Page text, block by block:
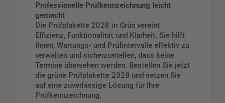
Professionelle Prüfkennzeichnung leicht
gemacht
Die Prüfplakette 2028 in Grün vereint
Effizienz, Funktionalität und Klarheit. Sie hilft
Ihnen, Wartungs- und Prüfintervalle effektiv zu
verwalten und sicherzustellen, dass keine
Termine übersehen werden. Bestellen Sie jetzt
die grüne Prüfplakette 2028 und setzen Sie
auf eine zuverlässige Lösung für Ihre
Prüfkennzeichnung.